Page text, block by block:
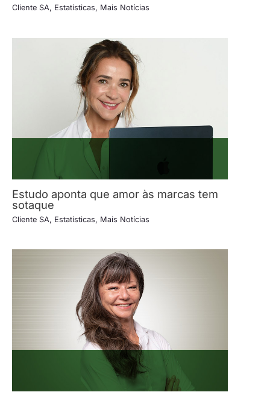
Cliente SA, Estatísticas, Mais Notícias
Estudo aponta que amor às marcas tem
sotaque
Cliente SA, Estatísticas, Mais Notícias